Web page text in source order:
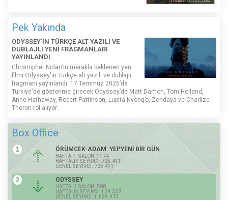
Pek Yakında
ODYSSEY'İN TÜRKÇE ALT YAZILI VE
DUBLAJLI YENİ FRAGMANLARI
YAYINLANDI
Christopher Nolan’ın merakla beklenen yeni
filmi Odyssey'in Türkçe alt yazılı ve dublajlı
fragmanı yayınlandı. 17 Temmuz 2026’da
Türkiye'de gösterime girecek Odyssey’de Matt Damon, Tom Holland,
Anne Hathaway, Robert Pattinson, Lupita Nyong’o, Zendaya ve Charlize
Theron rol alıyor.
Box Office
1 ÖRÜMCEK-ADAM: YEPYENİ BİR GÜN
HAFTA: 1 SALON: 1174
HAFTALIK SEYİRCİ: 725.411
GENEL SEYİRCİ: 725.411
2 ODYSSEY
HAFTA: 3 SALON: 588
HAFTALIK SEYİRCİ: 129.337
GENEL SEYİRCİ: 1.039.973